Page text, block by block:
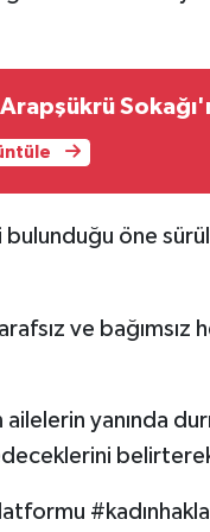
bulunduğu öne
ve bağımsız
ailelerin yanında
belirterek